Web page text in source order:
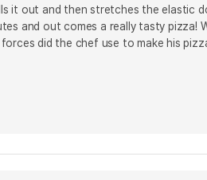
it out and then stretches the elastic
and out comes a really tasty pizza!
did the chef use to make his